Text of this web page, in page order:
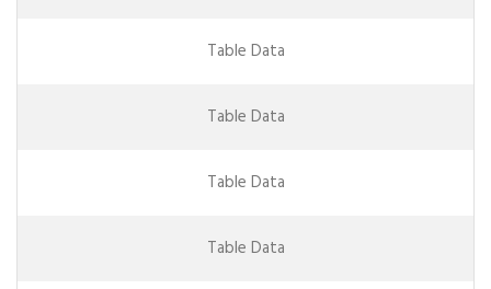
Table Data
Table Data
Table Data
Table Data